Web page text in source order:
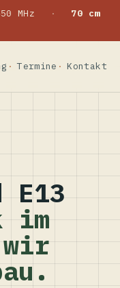
MHz ·
70 cm
Termine Kontakt
E13
im